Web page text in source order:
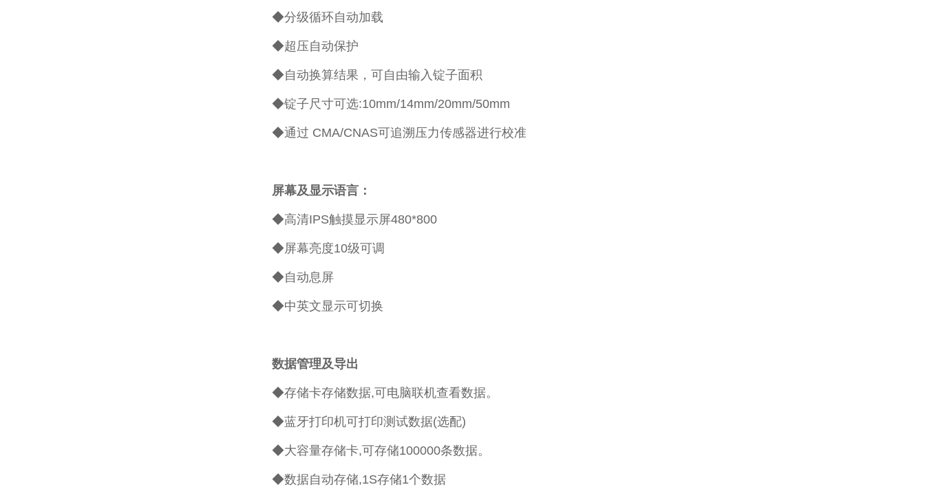
◆分级循环自动加载
◆超压自动保护
◆自动换算结果，可自由输入锭子面积
◆锭子尺寸可选:10mm/14mm/20mm/50mm
◆通过 CMA/CNAS可追溯压力传感器进行校准
屏幕及显示语言：
◆高清IPS触摸显示屏480*800
◆屏幕亮度10级可调
◆自动息屏
◆中英文显示可切换
数据管理及导出
◆存储卡存储数据,可电脑联机查看数据。
◆蓝牙打印机可打印测试数据(选配)
◆大容量存储卡,可存储100000条数据。
◆数据自动存储,1S存储1个数据